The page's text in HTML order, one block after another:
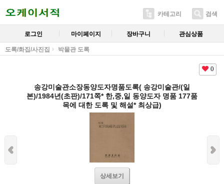
카테고리 검색
로그인 마이페이지 장바구니 관심상품
도록/화집/사진집 박물관 도록
0
송강미술관소장동양도자명품도록( 송강미술관/(일
본)/1984년(초판)/171쪽* 한,중,일 동양도자 명품 177품
목에 대한 도록 및 해설* 최상급)
상세보기